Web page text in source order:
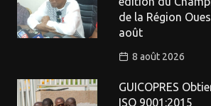
de la Région
août
8 août 2026
GUICOPRES
ISO 9001:2015